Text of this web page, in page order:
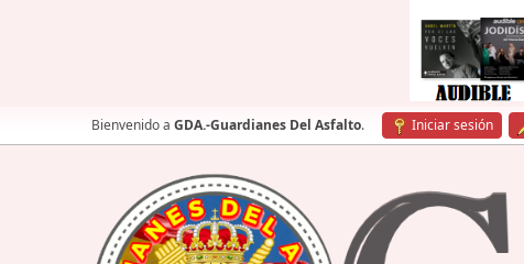
Bienvenido a GDA.-Guardianes Del Asfalto. Iniciar sesión